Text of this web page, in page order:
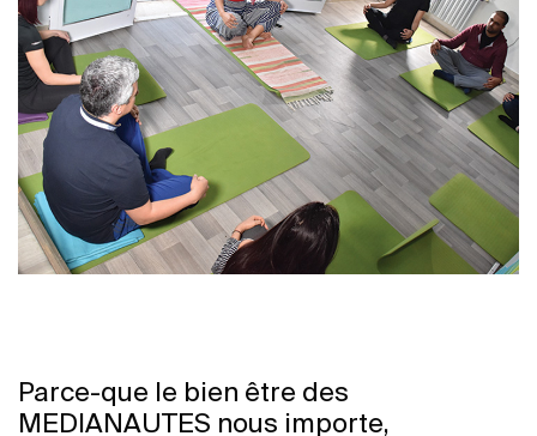
Parce-que le bien être des
MEDIANAUTES nous importe,